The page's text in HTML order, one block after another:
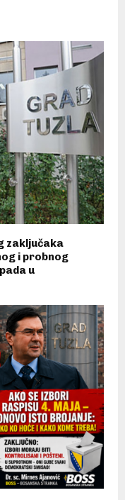
zaključaka
i probnog
u